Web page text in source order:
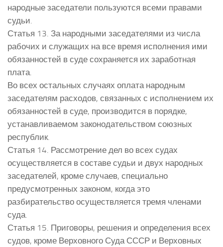
народные заседатели пользуются всеми правами
судьи.
Статья 13. За народными заседателями из числа
рабочих и служащих на все время исполнения ими
обязанностей в суде сохраняется их заработная
плата.
Во всех остальных случаях оплата народным
заседателям расходов, связанных с исполнением их
обязанностей в суде, производится в порядке,
устанавливаемом законодательством союзных
республик.
Статья 14. Рассмотрение дел во всех судах
осуществляется в составе судьи и двух народных
заседателей, кроме случаев, специально
предусмотренных законом, когда это
разбирательство осуществляется тремя членами
суда.
Статья 15. Приговоры, решения и определения всех
судов, кроме Верховного Суда СССР и Верховных